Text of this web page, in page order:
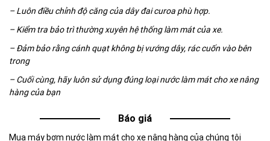
– Luôn điều chỉnh độ căng của dây đai curoa phù hợp.
– Kiểm tra bảo trì thường xuyên hệ thống làm mát của xe.
– Đảm bảo rằng cánh quạt không bị vướng dây, rác cuốn vào bên
trong
– Cuối cùng, hãy luôn sử dụng đúng loại nước làm mát cho xe nâng
hàng của bạn
Báo giá
Mua máy bơm nước làm mát cho xe nâng hàng của chúng tôi